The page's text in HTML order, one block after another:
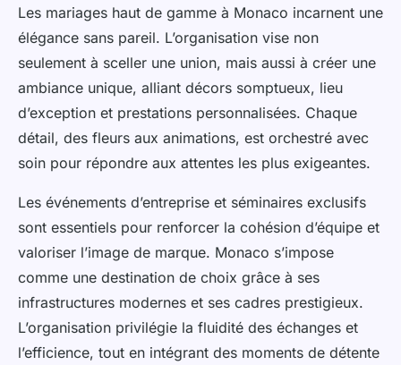
Les mariages haut de gamme à Monaco incarnent une
élégance sans pareil. L’organisation vise non
seulement à sceller une union, mais aussi à créer une
ambiance unique, alliant décors somptueux, lieu
d’exception et prestations personnalisées. Chaque
détail, des fleurs aux animations, est orchestré avec
soin pour répondre aux attentes les plus exigeantes.
Les événements d’entreprise et séminaires exclusifs
sont essentiels pour renforcer la cohésion d’équipe et
valoriser l’image de marque. Monaco s’impose
comme une destination de choix grâce à ses
infrastructures modernes et ses cadres prestigieux.
L’organisation privilégie la fluidité des échanges et
l’efficience, tout en intégrant des moments de détente